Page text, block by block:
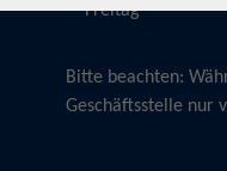
Freitag
Bitte beachten:
Geschäftsstelle nur